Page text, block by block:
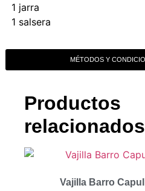
1 jarra
1 salsera
MÉTODOS Y
Productos
relacionados
Vajilla Barro